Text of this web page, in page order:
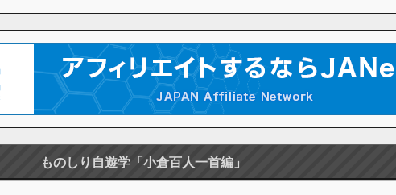
ものしり自遊学「小倉百人一首編」